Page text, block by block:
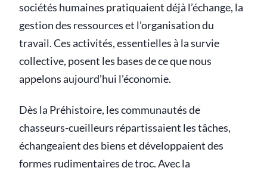
sociétés humaines pratiquaient déjà l’échange, la
gestion des ressources et l’organisation du
travail. Ces activités, essentielles à la survie
collective, posent les bases de ce que nous
appelons aujourd’hui l’économie.
Dès la Préhistoire, les communautés de
chasseurs-cueilleurs répartissaient les tâches,
échangeaient des biens et développaient des
formes rudimentaires de troc. Avec la